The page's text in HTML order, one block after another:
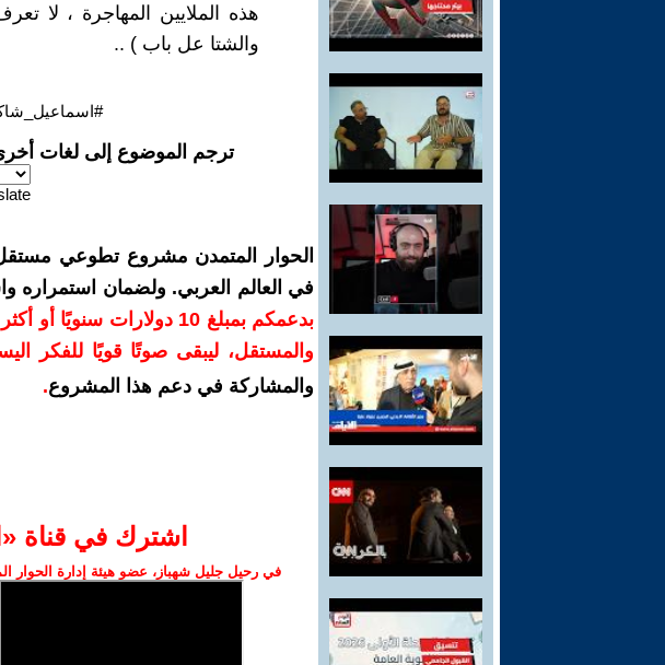
هذه الملايين المهاجرة ، لا
والشتا عل باب ) ..
ترجم الموضوع إلى لغات
الحوار المتمدن مشروع تطوعي مستقل
في العالم العربي. ولضمان استمراره
بدعمكم بمبلغ 10 دولارات
والمستقل، ليبقى صوتًا قويًا للفكر
والمشاركة في دعم هذا المشروع.
اشترك في قناة
في رحيل جليل شهباز، عضو هيئة إدارة الحوار